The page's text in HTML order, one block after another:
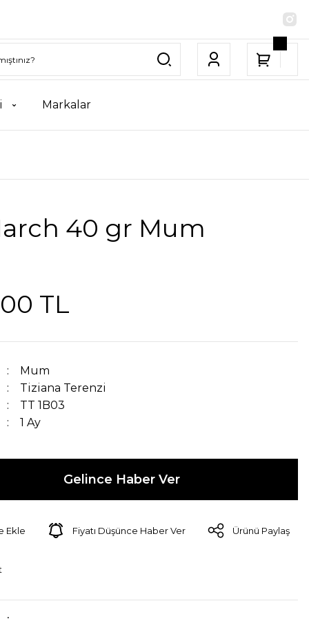
Markalar
40 gr Mum
TL
Mum
Tiziana Terenzi
TT 1B03
1 Ay
Gelince Haber Ver
Fiyatı Düşünce Haber Ver Ürünü Paylaş